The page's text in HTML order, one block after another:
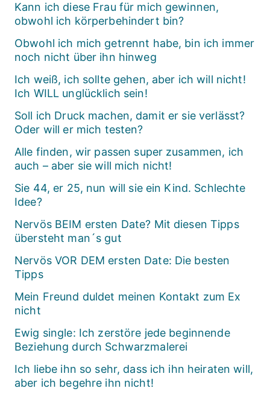
Kann ich diese Frau für mich gewinnen,
obwohl ich körperbehindert bin?
Obwohl ich mich getrennt habe, bin ich immer
noch nicht über ihn hinweg
Ich weiß, ich sollte gehen, aber ich will nicht!
Ich WILL unglücklich sein!
Soll ich Druck machen, damit er sie verlässt?
Oder will er mich testen?
Alle finden, wir passen super zusammen, ich
auch – aber sie will mich nicht!
Sie 44, er 25, nun will sie ein Kind. Schlechte
Idee?
Nervös BEIM ersten Date? Mit diesen Tipps
übersteht man´s gut
Nervös VOR DEM ersten Date: Die besten
Tipps
Mein Freund duldet meinen Kontakt zum Ex
nicht
Ewig single: Ich zerstöre jede beginnende
Beziehung durch Schwarzmalerei
Ich liebe ihn so sehr, dass ich ihn heiraten will,
aber ich begehre ihn nicht!